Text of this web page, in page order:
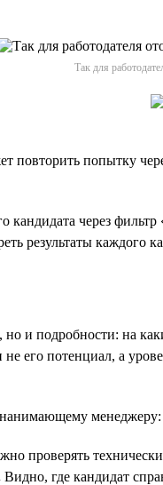
Так для
повторить попытку
через
результаты каждого
и подробности: на
его потенциал, а
нанимающему менеджеру:
проверять
Видно, где кандидат